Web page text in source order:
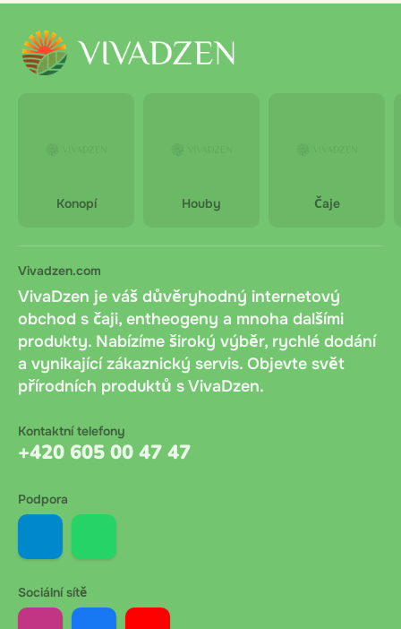
Konopí Houby Čaje
Vivadzen.com
VivaDzen je váš důvěryhodný internetový
obchod s čaji, entheogeny a mnoha dalšími
produkty. Nabízíme široký výběr, rychlé dodání
a vynikající zákaznický servis. Objevte svět
přírodních produktů s VivaDzen.
Kontaktní telefony
+420 605 00 47 47
Podpora
Sociální sítě